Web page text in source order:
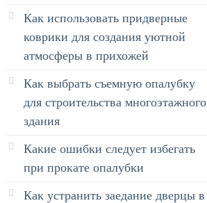
Как использовать придверные
коврики для создания уютной
атмосферы в прихожей
Как выбрать съемную опалубку
для строительства многоэтажного
здания
Какие ошибки следует избегать
при прокате опалубки
Как устранить заедание дверцы в